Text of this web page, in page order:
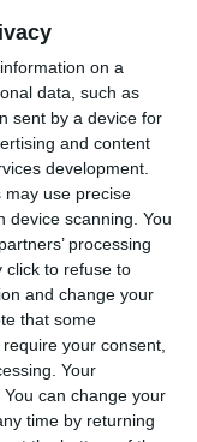
on a
data, such as
sent by a device for
and content
development.
may use precise
device scanning. You
processing
click to refuse to
and change your
that some
your consent,
Your
can change your
time by returning
cu
și limite.
cu și mai
demonstrează
prin